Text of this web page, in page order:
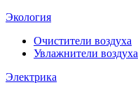
Экология
Очистители воздуха
Увлажнители воздуха
Электрика